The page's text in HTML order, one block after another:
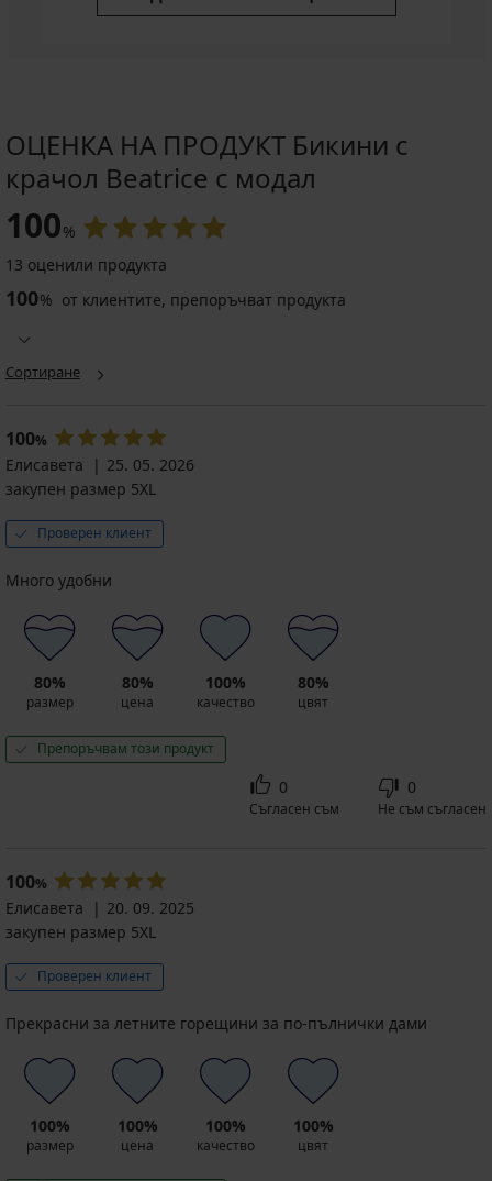
ОЦЕНКА НА ПРОДУКТ Бикини с
крачол Beatrice с модал
100%
13 оценили продукта
100% от клиентите, препоръчват продукта
Сортиране
100%
Елисавета
25. 05. 2026
закупен размер 5XL
Проверен клиент
Много удобни
80%
размер
80%
цена
100%
качество
80%
цвят
Препоръчвам този продукт
0
Съгласен съм
0
Не съм съгласен
100%
Елисавета
20. 09. 2025
закупен размер 5XL
Проверен клиент
Прекрасни за летните горещини за по-пълнички дами
100%
размер
100%
цена
100%
качество
100%
цвят